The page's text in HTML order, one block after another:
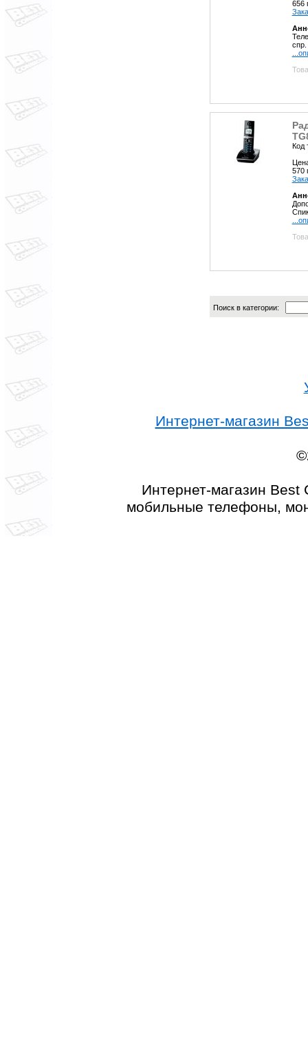
656
Код
570
Поиск в категории:
Интернет-магазин
Интернет-магазин Best
мобильные телефоны,